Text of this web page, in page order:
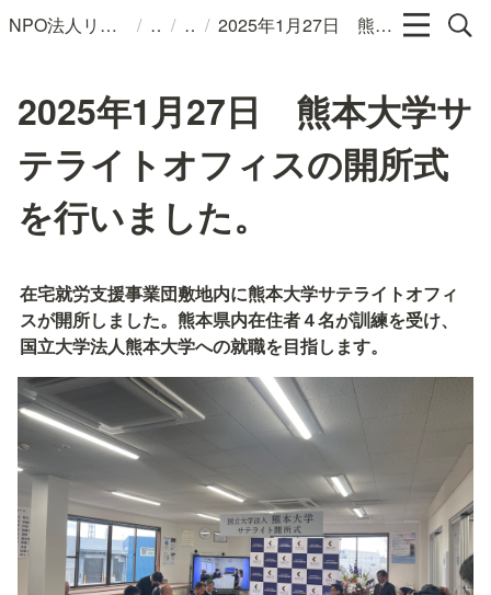
NPO法人リンパカフェ / / / 2025年1月27日 熊本大学サテライトオフィスの開所式を行いました。
2025年1月27日 熊本大学サ
テライトオフィスの開所式
を行いました。
在宅就労支援事業団敷地内に熊本大学サテライトオフィ
スが開所しました。熊本県内在住者４名が訓練を受け、
国立大学法人熊本大学への就職を目指します。